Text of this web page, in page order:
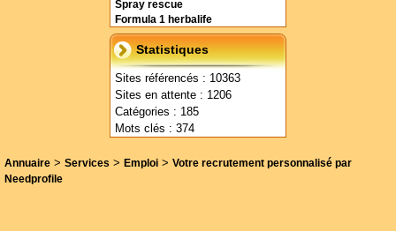
Spray rescue
Formula 1 herbalife
Statistiques
Sites référencés : 10363
Sites en attente : 1206
Catégories : 185
Mots clés : 374
Annuaire > Services > Emploi > Votre recrutement personnalisé par
Needprofile